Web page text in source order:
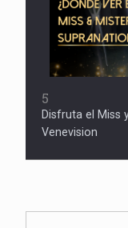
5
Disfruta el Miss
Venevision